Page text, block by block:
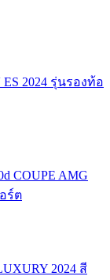
2024 รุ่นรองท้อ
COUPE AMG
ร์ต
2024 สี